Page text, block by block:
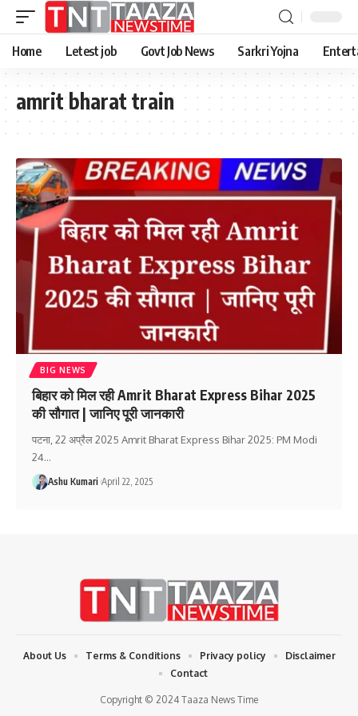
Home Letest job Govt Job News Sarkri Yojna
amrit bharat train
BIG NEWS
बिहार को मिल रही Amrit Bharat Express Bihar 2025
की सौगात | जानिए पूरी जानकारी
पटना, 22 अप्रैल 2025 Amrit Bharat Express Bihar 2025: PM Modi
24…
Ashu Kumari April 22, 2025
Copyright © 2024 Taaza News Time
About Us Terms & Conditions Privacy policy
Disclaimer
Contact